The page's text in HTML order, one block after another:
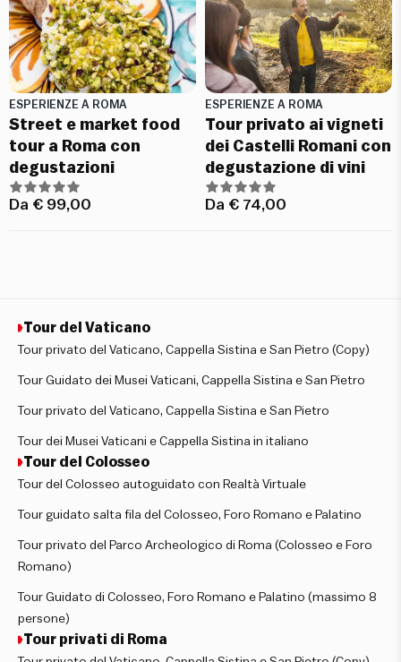
ESPERIENZE A ROMA
Street e market food
tour a Roma con
degustazioni
Da € 99,00
ESPERIENZE A ROMA
Tour privato ai vigneti
dei Castelli Romani con
degustazione di vini
Da € 74,00
Tour del Vaticano
Tour privato del Vaticano, Cappella Sistina e San Pietro (Copy)
Tour Guidato dei Musei Vaticani, Cappella Sistina e San Pietro
Tour privato del Vaticano, Cappella Sistina e San Pietro
Tour dei Musei Vaticani e Cappella Sistina in italiano
Tour del Colosseo
Tour del Colosseo autoguidato con Realtà Virtuale
Tour guidato salta fila del Colosseo, Foro Romano e Palatino
Tour privato del Parco Archeologico di Roma (Colosseo e Foro
Romano)
Tour Guidato di Colosseo, Foro Romano e Palatino (massimo 8
persone)
Tour privati di Roma